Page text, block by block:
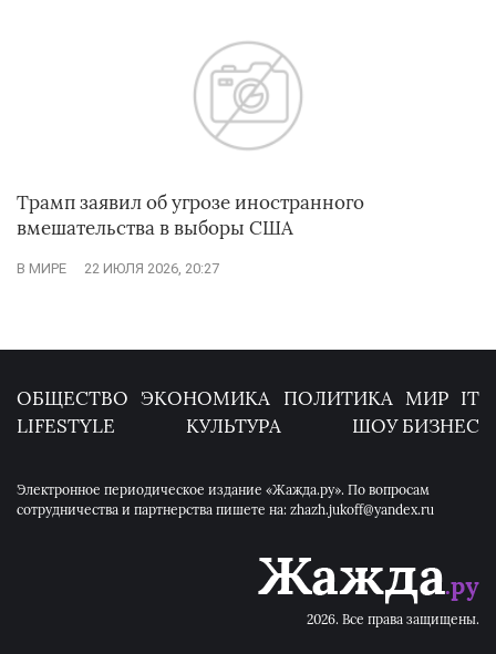
Трамп заявил об угрозе иностранного
вмешательства в выборы США
В МИРЕ 22 ИЮЛЯ 2026, 20:27
ОБЩЕСТВО ЭКОНОМИКА ПОЛИТИКА МИР IT
LIFESTYLE
КУЛЬТУРА ШОУ БИЗНЕС
Электронное периодическое издание «Жажда.ру». По вопросам
сотрудничества и партнерства пишете на: zhazh.jukoff@yandex.ru
2026. Все права защищены.